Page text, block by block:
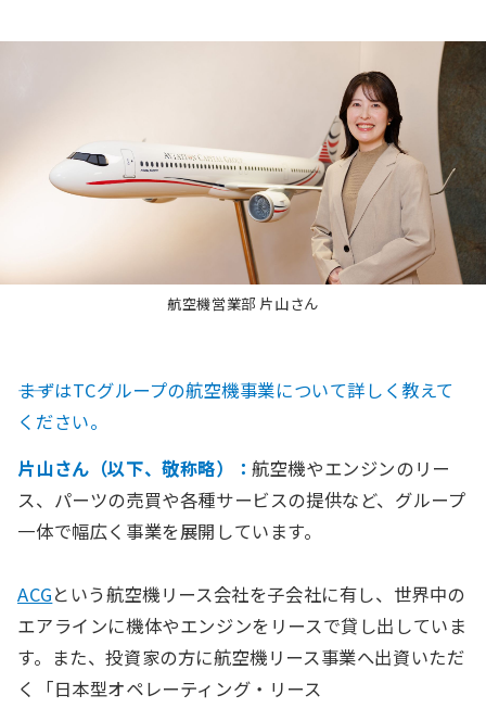
航空機営業部 片山さん
――まずはTCグループの航空機事業について詳しく教えて
ください。
片山さん（以下、敬称略）：航空機やエンジンのリー
ス、パーツの売買や各種サービスの提供など、グループ
一体で幅広く事業を展開しています。
ACGという航空機リース会社を子会社に有し、世界中の
エアラインに機体やエンジンをリースで貸し出していま
す。また、投資家の方に航空機リース事業へ出資いただ
く「日本型オペレーティング・リース